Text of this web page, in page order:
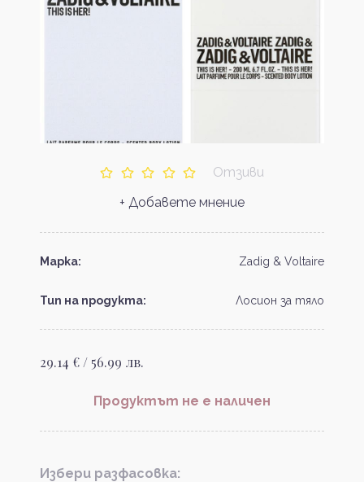
Отзиви
+ Добавете мнение
Марка: Zadig & Voltaire
Тип на продукта: Лосион за тяло
29.14 € / 56.99 лв.
Продуктът не е наличен
Избери разфасовка: